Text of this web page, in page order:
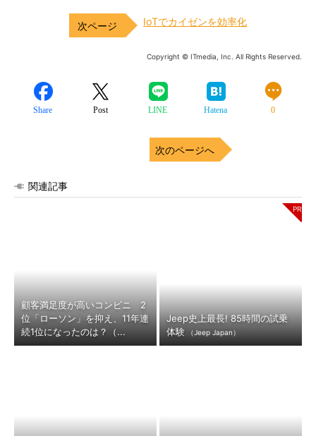
IoTでカイゼンを効率化
Copyright © ITmedia, Inc. All Rights Reserved.
Share Post LINE Hatena 0
次のページへ
関連記事
顧客満足度が高いコンビニ 2
位「ローソン」を抑え、11年連
続1位になったのは？（...
Jeep史上最長! 85時間の試乗
体験
（Jeep Japan）